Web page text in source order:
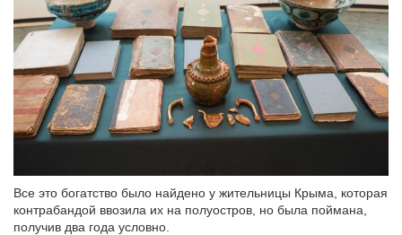
Все это богатство было найдено у жительницы Крыма, которая
контрабандой ввозила их на полуостров, но была поймана,
получив два года условно.